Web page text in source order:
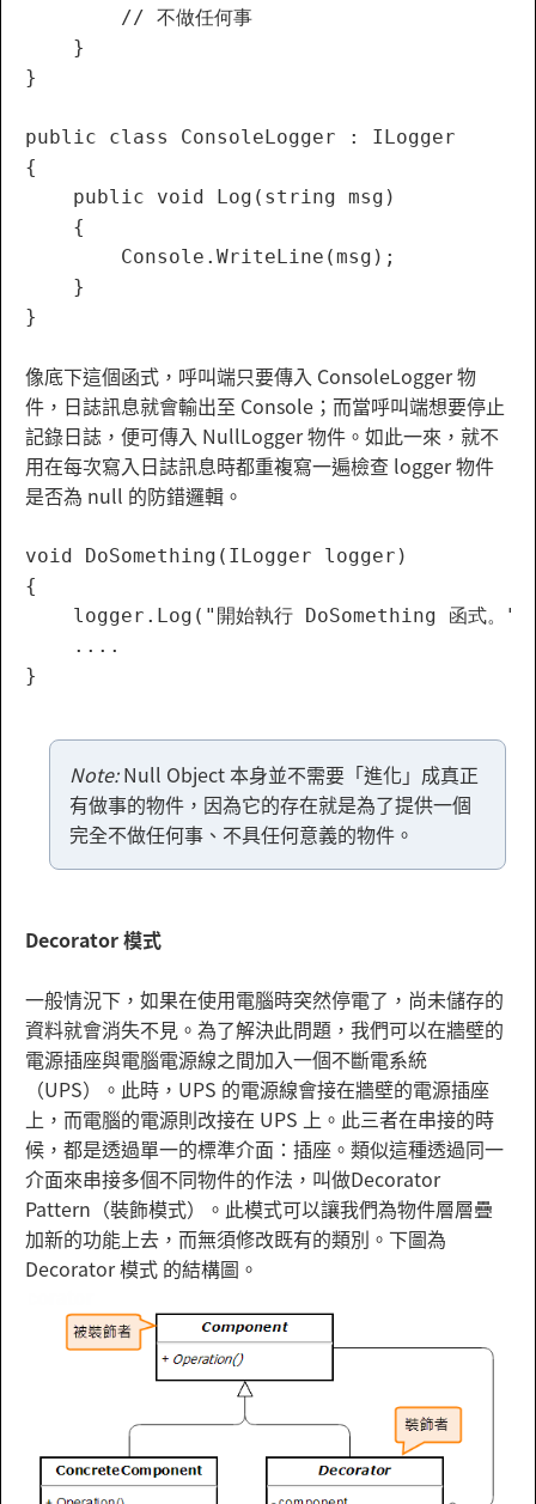
        // 不做任何事
    }
}
public class ConsoleLogger : ILogger
{
    public void Log(string msg)
    {
        Console.WriteLine(msg);
    }
像底下這個函式，呼叫端只要傳入 ConsoleLogger 物
件，日誌訊息就會輸出至 Console；而當呼叫端想要停止
記錄日誌，便可傳入 NullLogger 物件。如此一來，就不
用在每次寫入日誌訊息時都重複寫一遍檢查 logger 物件
是否為 null 的防錯邏輯。
void DoSomething(ILogger logger)
{
logger.Log("開始執行 DoSomething 函式。
    ....
Note:Null Object 本身並不需要「進化」成真正
有做事的物件，因為它的存在就是為了提供一個
完全不做任何事、不具任何意義的物件。
Decorator 模式
一般情況下，如果在使用電腦時突然停電了，尚未儲存的
資料就會消失不見。為了解決此問題，我們可以在牆壁的
電源插座與電腦電源線之間加入一個不斷電系統
（UPS）。此時，UPS 的電源線會接在牆壁的電源插座
上，而電腦的電源則改接在 UPS 上。此三者在串接的時
候，都是透過單一的標準介面：插座。類似這種透過同一
介面來串接多個不同物件的作法，叫做Decorator
Pattern（裝飾模式）。此模式可以讓我們為物件層層疊
加新的功能上去，而無須修改既有的類別。下圖為
Decorator 模式 的結構圖。